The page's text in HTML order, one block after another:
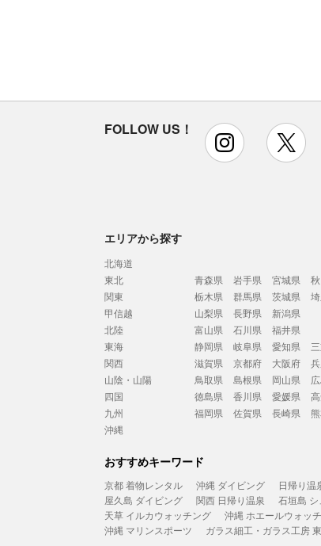
FOLLOW US！ instagram
エリアから探す
北海道
東北
青森県 岩手県 宮城県
関東
栃木県 群馬県 茨城県
甲信越
山梨県 長野県
新潟県
北陸
富山県 石川県
福井県
東海
静岡県 岐阜県 愛知県
関西
滋賀県 京都府 大阪府
山陰・山陽
鳥取県 島根県 岡山県
四国
徳島県 香川県 愛媛県
九州
福岡県 佐賀県 長崎県
沖縄
おすすめキーワード
京都 着物レンタル 沖縄 ダイビング 日帰り温
屋久島 ダイビング
関西 日帰り温泉 石垣島
天草 イルカウォッチング
沖縄 ホエールウォッ
沖縄 マリンスポーツ
ガラス細工・ガラス工房